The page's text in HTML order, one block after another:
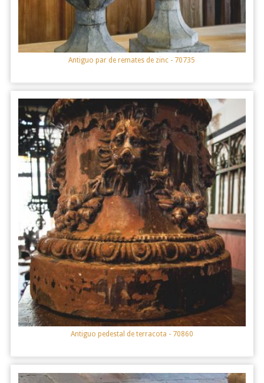
Antiguo par de remates de zinc - 70735
Antiguo pedestal de terracota - 70860